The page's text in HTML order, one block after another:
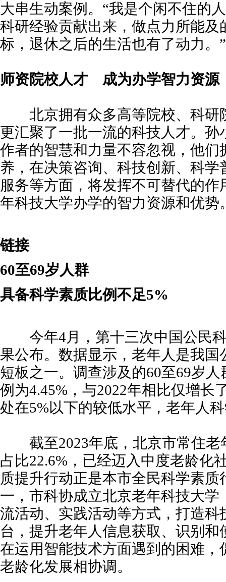
大串生动案例。“我是个闲不住的
科研经验贡献出来，做点力所能及
标，退休之后的生活也有了动力。”
师资院校人才 成为办学智力资源
北京拥有众多高等院校、科研
更汇聚了一批一流的科技人才。孙
作者的智慧和力量不容忽视，他们
养，在决策咨询、科技创新、科学
服务等方面，将发挥不可替代的
年科技大学办学的智力资源和优势
链接
60至69岁人群
具备科学素质比例不足5%
今年4月，第十三次中国公民科
果公布。数据显示，老年人是我国
短板之一。调查涉及的60至69岁
例为4.45%，与2022年相比仅增长
处在5%以下的较低水平，老年人
截至2023年底，北京市常住老
占比22.6%，已经迈入中度老龄化
质提升行动正是本市全民科学素质
一，市科协成立北京老年科技大学
流活动、实践活动等方式，打造科
台，提升老年人信息获取、识别和
在运用智能技术方面遇到的困难，
老龄化发展相协调。